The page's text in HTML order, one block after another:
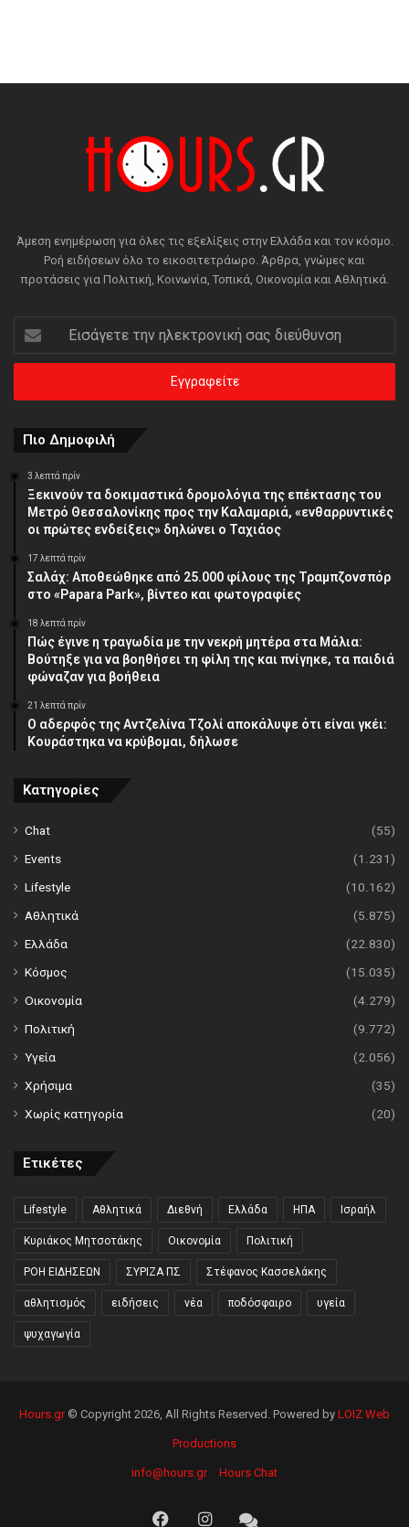
Άμεση ενημέρωση για όλες τις εξελίξεις στην Ελλάδα και τον κόσμο.
Ροή ειδήσεων όλο το εικοσιτετράωρο. Άρθρα, γνώμες και
προτάσεις για Πολιτική, Κοινωνία, Τοπικά, Οικονομία και Αθλητικά.
Εισάγετε
την
ηλεκτρονική
διεύθυνση
Πιο Δημοφιλή
3 λεπτά πρίν
Ξεκινούν τα δοκιμαστικά δρομολόγια της επέκτασης του
Μετρό Θεσσαλονίκης προς την Καλαμαριά, «ενθαρρυντικές
οι πρώτες ενδείξεις» δηλώνει ο Ταχιάος
17 λεπτά πρίν
Σαλάχ: Αποθεώθηκε από 25.000 φίλους της Τραμπζονσπόρ
στο «Papara Park», βίντεο και φωτογραφίες
18 λεπτά πρίν
Πώς έγινε η τραγωδία με την νεκρή μητέρα στα Μάλια:
Βούτηξε για να βοηθήσει τη φίλη της και πνίγηκε, τα παιδιά
φώναζαν για βοήθεια
21 λεπτά πρίν
Ο αδερφός της Αντζελίνα Τζολί αποκάλυψε ότι είναι γκέι:
Κουράστηκα να κρύβομαι, δήλωσε
Κατηγορίες
Chat
(55)
Events
(1.231)
Lifestyle
(10.162)
Αθλητικά
(5.875)
Ελλάδα
(22.830)
Κόσμος
(15.035)
Οικονομία
(4.279)
Πολιτική
(9.772)
Υγεία
(2.056)
Χρήσιμα
(35)
Χωρίς κατηγορία
(20)
Ετικέτες
Lifestyle Αθλητικά Διεθνή Ελλάδα ΗΠΑ Ισραήλ
Κυριάκος Μητσοτάκης Οικονομία Πολιτική
ΡΟΗ ΕΙΔΗΣΕΩΝ ΣΥΡΙΖΑ ΠΣ Στέφανος Κασσελάκης
αθλητισμός ειδήσεις νέα ποδόσφαιρο υγεία
ψυχαγωγία
Hours.gr© Copyright 2026, All Rights Reserved. Powered by LOIZ Web
Productions
info@hours.gr Hours Chat
FacebookInstagramHours